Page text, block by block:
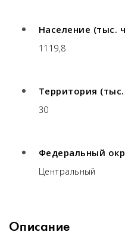
Население (тыс.
1119,8
Территория
30
Федеральный
Центральный
Описание